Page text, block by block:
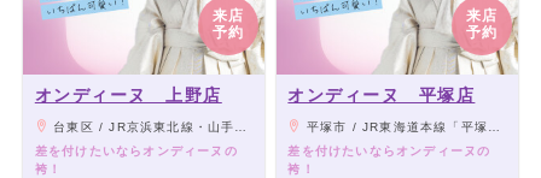
来店
予約
オンディーヌ 上野店
台東区 / JR京浜東北線・山手線「御徒町駅」南口より徒歩3分
差を付けたいならオンディーヌの
袴！
来店
予約
オンディーヌ 平塚店
平塚市 / JR東海道本線「平塚駅」北口より徒歩1分
差を付けたいならオンディーヌの
袴！